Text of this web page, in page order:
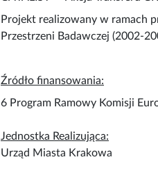
Projekt realizowany w ramach
Przestrzeni Badawczej (2002-
Źródło finansowania:
6 Program Ramowy Komisji
Jednostka Realizująca:
Urząd Miasta Krakowa